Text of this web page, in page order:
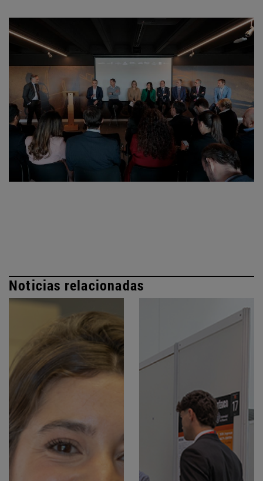
Noticias relacionadas